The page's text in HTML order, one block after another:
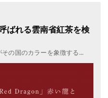
ばれる雲南省紅茶を検
の国のカラーを象徴する...